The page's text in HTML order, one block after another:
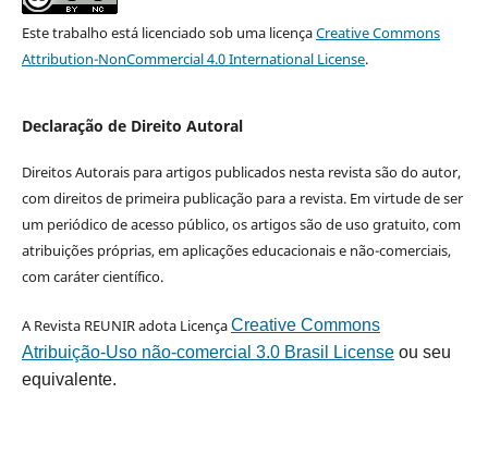
Este trabalho está licenciado sob uma licençaCreative Commons
Attribution-NonCommercial 4.0 International License.
Declaração de Direito Autoral
Direitos Autorais para artigos publicados nesta revista são do autor,
com direitos de primeira publicação para a revista. Em virtude de ser
um periódico de acesso público, os artigos são de uso gratuito, com
atribuições próprias, em aplicações educacionais e não-comerciais,
com caráter científico.
A Revista REUNIR adota LicençaCreative Commons
Atribuição-Uso não-comercial 3.0 Brasil Licenseou seu
equivalente.